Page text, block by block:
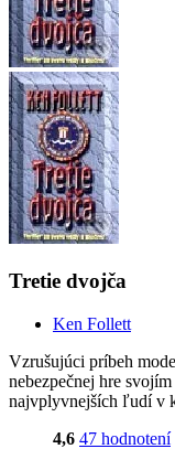
Tretie dvojča
Ken Follett
Vzrušujúci príbeh
nebezpečnej hre
najvplyvnejších ľudí v
4,6 47 hodnotení